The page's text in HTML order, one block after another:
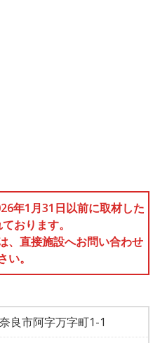
年1月31日以前に取材した
おります。
、直接施設へお問い合わせ
い。
奈良市阿字万字町1-1